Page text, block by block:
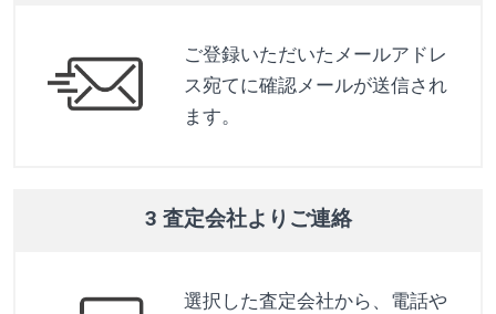
ご登録いただいたメールアドレ
ス宛てに確認メールが送信され
ます。
3 査定会社よりご連絡
選択した査定会社から、電話や